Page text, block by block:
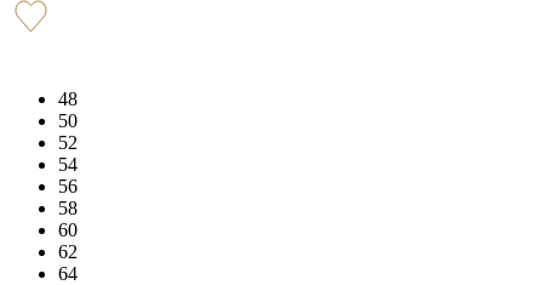
48
50
52
54
56
58
60
62
64